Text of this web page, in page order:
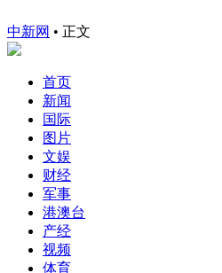
中新网 • 正文
首页
新闻
国际
图片
文娱
财经
军事
港澳台
产经
视频
体育